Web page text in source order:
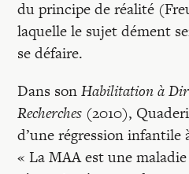
du principe de réalité
laquelle le sujet dément
se défaire.
Dans sonHabilitation à
Recherches (2010),
d’une régression infantile
« La MAA est une